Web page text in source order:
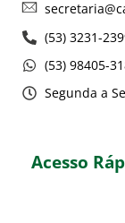
(53) 3231-
(53) 98405-
Segunda a
Acesso